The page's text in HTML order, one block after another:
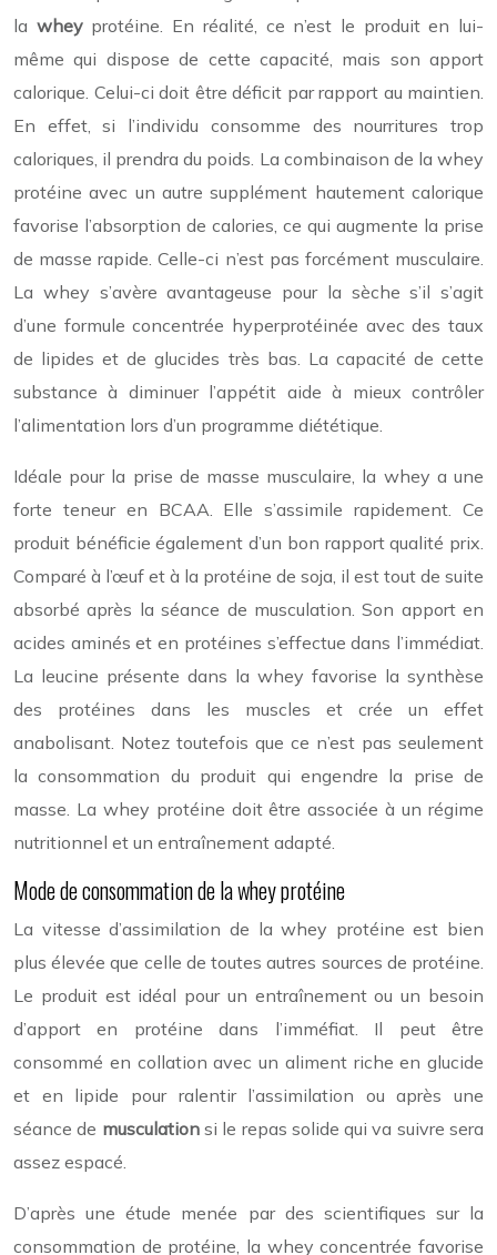
la wheyprotéine. En réalité, ce n’est le produit en lui-
même qui dispose de cette capacité, mais son apport
calorique. Celui-ci doit être déficit par rapport au maintien.
En effet, si l’individu consomme des nourritures trop
caloriques, il prendra du poids. La combinaison de la whey
protéine avec un autre supplément hautement calorique
favorise l’absorption de calories, ce qui augmente la prise
de masse rapide. Celle-ci n’est pas forcément musculaire.
La whey s’avère avantageuse pour la sèche s’il s’agit
d’une formule concentrée hyperprotéinée avec des taux
de lipides et de glucides très bas. La capacité de cette
substance à diminuer l’appétit aide à mieux contrôler
l’alimentation lors d’un programme diététique.
Idéale pour la prise de masse musculaire, la whey a une
forte teneur en BCAA. Elle s’assimile rapidement. Ce
produit bénéficie également d’un bon rapport qualité prix.
Comparé à l’œuf et à la protéine de soja, il est tout de suite
absorbé après la séance de musculation. Son apport en
acides aminés et en protéines s’effectue dans l’immédiat.
La leucine présente dans la whey favorise la synthèse
des protéines dans les muscles et crée un effet
anabolisant. Notez toutefois que ce n’est pas seulement
la consommation du produit qui engendre la prise de
masse. La whey protéine doit être associée à un régime
nutritionnel et un entraînement adapté.
Mode de consommation de la whey protéine
La vitesse d’assimilation de la whey protéine est bien
plus élevée que celle de toutes autres sources de protéine.
Le produit est idéal pour un entraînement ou un besoin
d’apport en protéine dans l’imméfiat. Il peut être
consommé en collation avec un aliment riche en glucide
et en lipide pour ralentir l’assimilation ou après une
séance de musculationsi le repas solide qui va suivre sera
assez espacé.
D’après une étude menée par des scientifiques sur la
consommation de protéine, la whey concentrée favorise